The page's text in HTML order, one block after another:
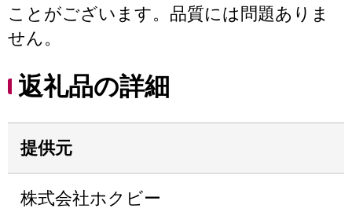
ことがございます。品質には問題ありま
せん。
返礼品の詳細
提供元
株式会社ホクビー